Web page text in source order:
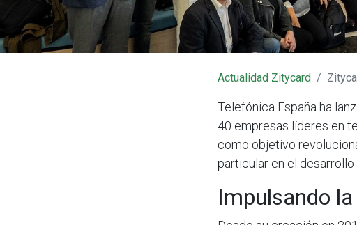
Actualidad Zitycard Zitycard
Telefónica España ha
40 empresas líderes en
como objetivo
particular en el
Impulsando